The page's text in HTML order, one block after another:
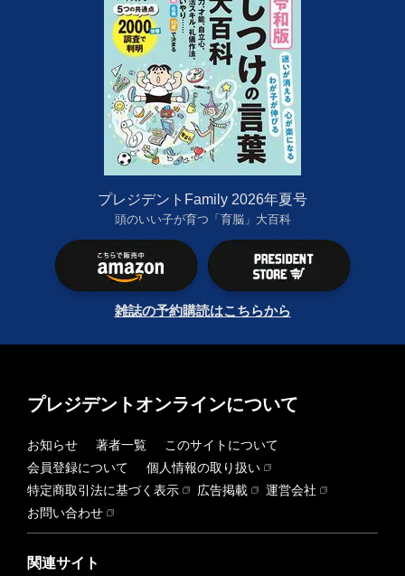
プレジデントFamily 2026年夏号
頭のいい子が育つ「育脳」大百科
雑誌の予約購読はこちらから
プレジデントオンラインについて
お知らせ 著者一覧
このサイトについて
会員登録について
個人情報の取り扱い
特定商取引法に基づく表示
広告掲載
運営会社
お問い合わせ
関連サイト